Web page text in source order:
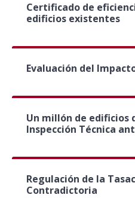
Certificado de
edificios existentes
Evaluación del
Un millón de edificios
Inspección Técnica
Regulación de la
Contradictoria